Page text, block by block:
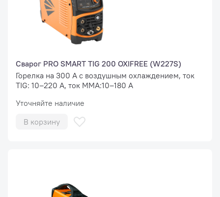
Сварог PRO SMART TIG 200 OXIFREE (W227S)
Горелка на 300 А с воздушным охлаждением, ток
TIG: 10–220 А, ток MMA:10–180 А
Уточняйте наличие
В корзину